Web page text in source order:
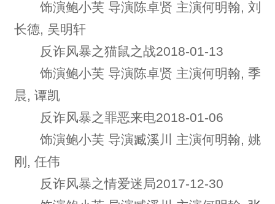
饰演鲍小芙 导演陈卓贤 主演何明翰, 刘
长德, 吴明轩
反诈风暴之猫鼠之战2018-01-13
饰演鲍小芙 导演陈卓贤 主演何明翰, 季
晨, 谭凯
反诈风暴之罪恶来电2018-01-06
饰演鲍小芙 导演臧溪川 主演何明翰, 姚
刚, 任伟
反诈风暴之情爱迷局2017-12-30